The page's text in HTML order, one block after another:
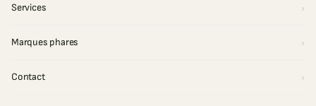
Services
Marques phares
Contact